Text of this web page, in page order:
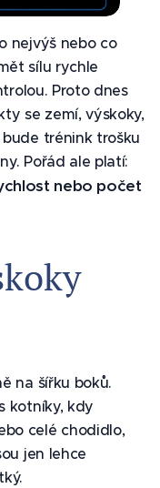
nejvýš nebo co
sílu rychle
Proto dnes
se zemí, výskoky,
trénink trošku
Pořád ale platí:
nebo počet
🦶
na šířku boků.
kotníky, kdy
celé chodidlo,
jen lehce